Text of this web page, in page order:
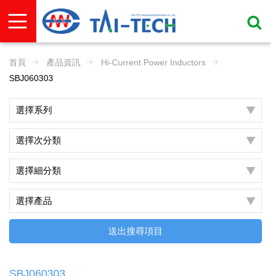
首頁 產品資訊
Hi-Current Power Inductors
SBJ060303
送出搜尋項目
SBJ060303